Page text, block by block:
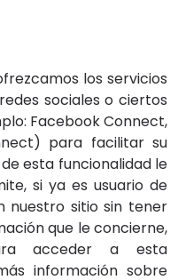
los servicios
sociales o ciertos
Facebook Connect,
para facilitar su
esta funcionalidad le
si ya es usuario de
nuestro sitio sin tener
que le concierne,
acceder a esta
información sobre